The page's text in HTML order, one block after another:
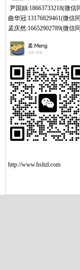
尹国娟:18663733218(微信
曲华冠:13176829461(微信
孟庆然:16652902789(微信
http://www.hsltzl.com